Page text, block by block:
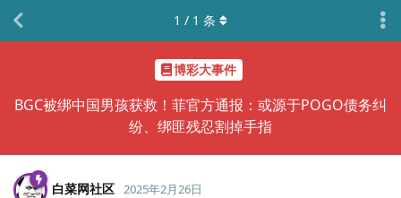
博彩大事件
BGC被绑中国男孩获救！菲官方通报：或源于POGO债务纠
纷、绑匪残忍割掉手指
1 / 1 条
白菜网社区 2025年2月26日